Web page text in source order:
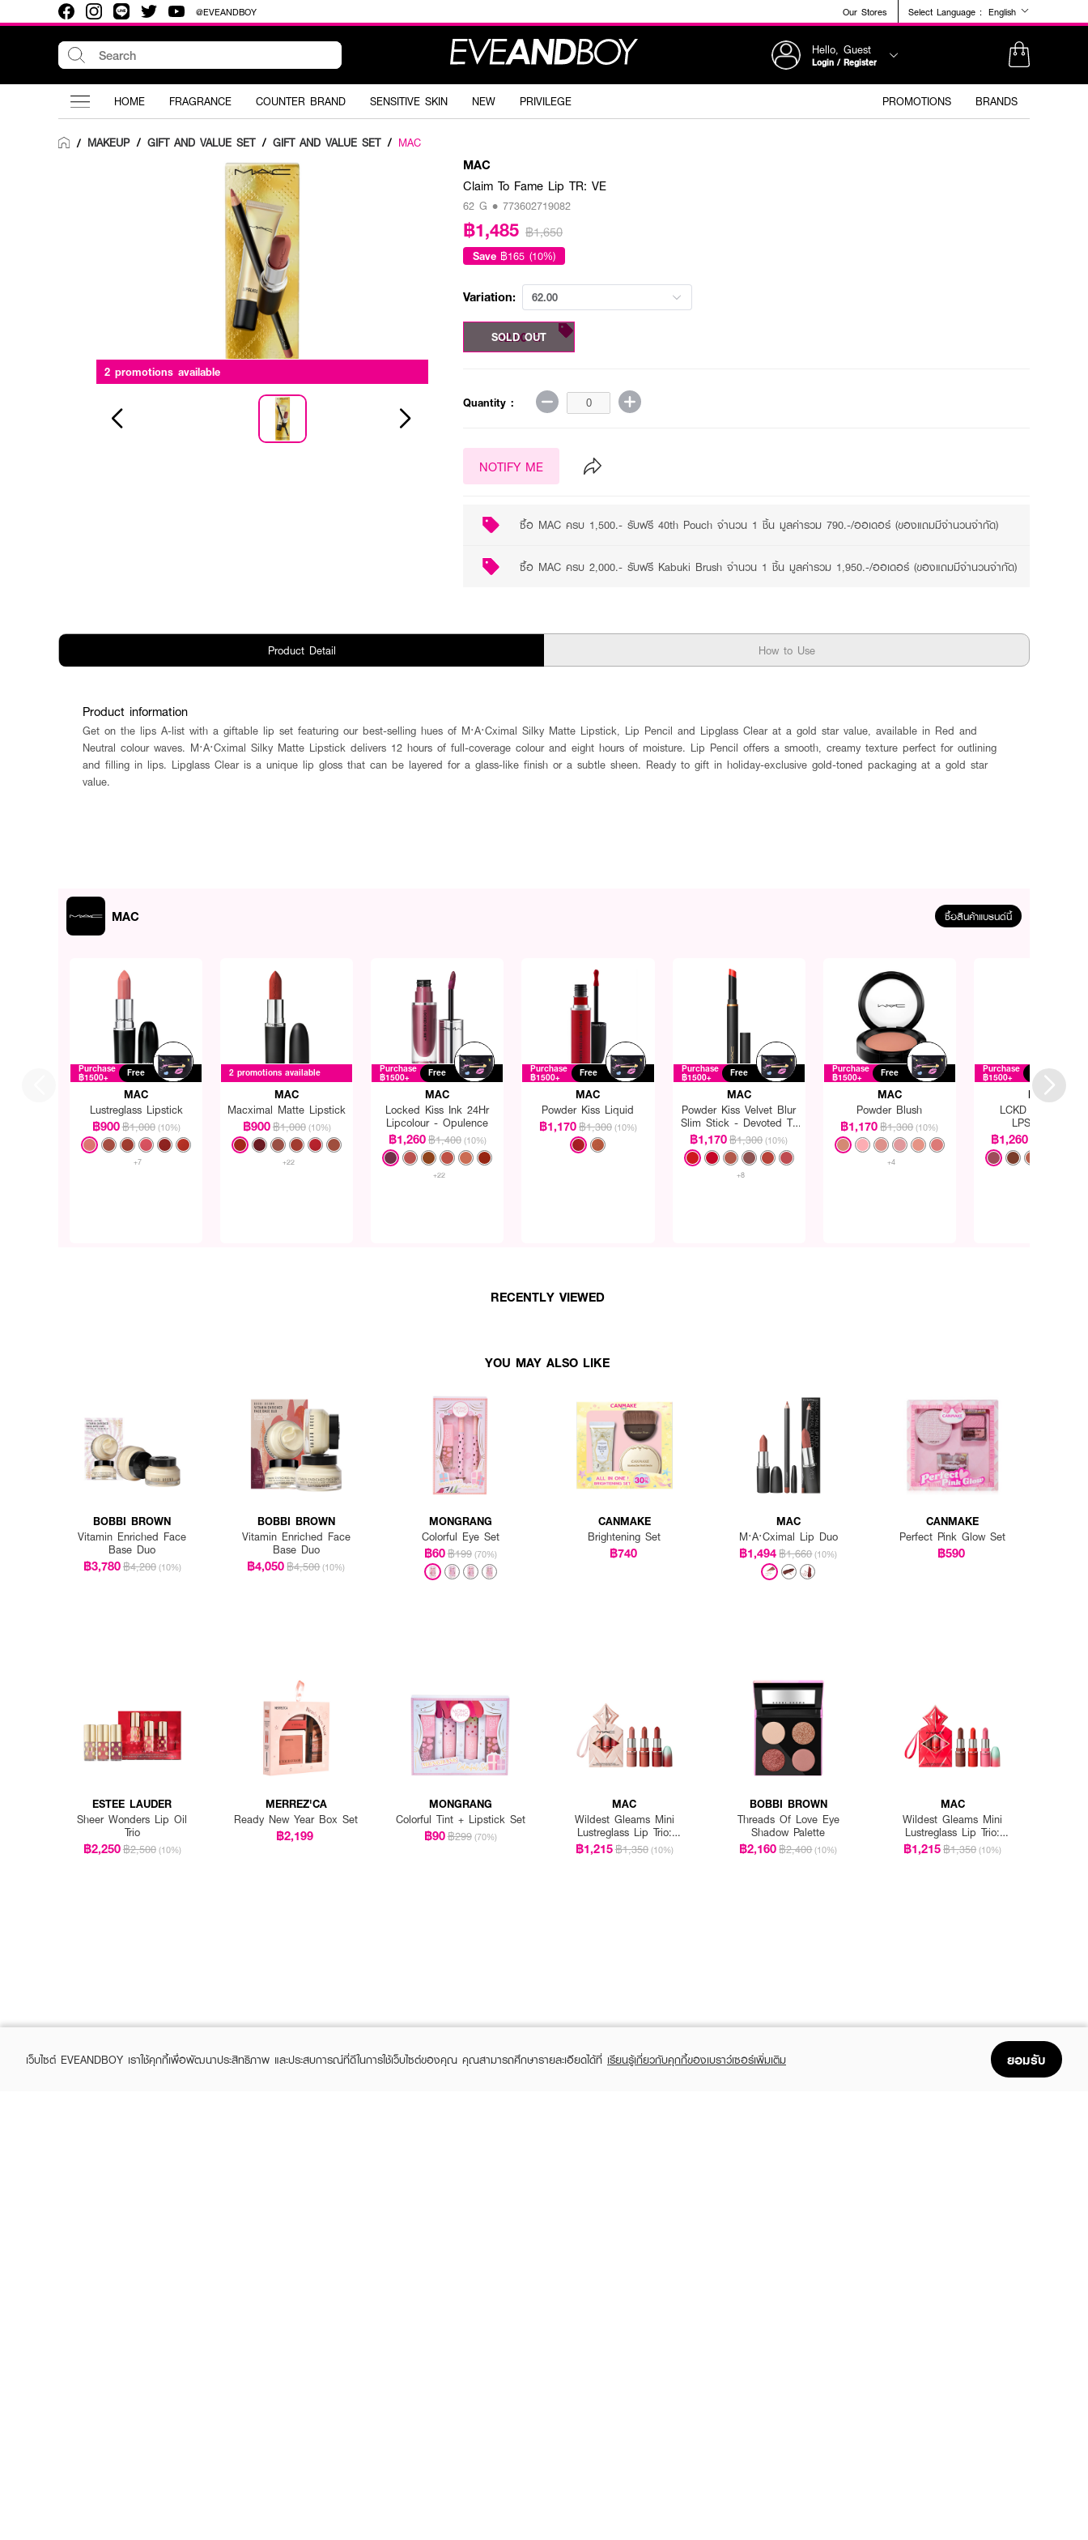
@EVEANDBOY Our Stores Select Language : English
Hello, Guest
Login / Register
HOME FRAGRANCE COUNTER BRAND SENSITIVE SKIN NEW PRIVILEGE PROMOTIONS BRANDS
/ MAKEUP / GIFT AND VALUE SET / GIFT AND VALUE SET / MAC
2 promotions available
MAC
Claim To Fame Lip TR: VE
62 G • 773602719082
฿1,485 ฿1,650
Save ฿165 (10%)
Variation: 62.00
62.00 G
SOLD OUT
Quantity :
NOTIFY ME
ซื้อ MAC ครบ 1,500.- รับฟรี 40th Pouch จำนวน 1 ชิ้น มูลค่ารวม 790.-/ออเดอร์ (ของแถมมีจำนวนจำกัด)
ซื้อ MAC ครบ 2,000.- รับฟรี Kabuki Brush จำนวน 1 ชิ้น มูลค่ารวม 1,950.-/ออเดอร์ (ของแถมมีจำนวนจำกัด)
Product Detail How to Use
Product information
Get on the lips A-list with a giftable lip set featuring our best-selling hues of M·A·Cximal Silky Matte Lipstick, Lip Pencil and Lipglass Clear at a gold star value, available in Red and
Neutral colour waves. M·A·Cximal Silky Matte Lipstick delivers 12 hours of full-coverage colour and eight hours of moisture. Lip Pencil offers a smooth, creamy texture perfect for outlining
and filling in lips. Lipglass Clear is a unique lip gloss that can be layered for a glass-like finish or a subtle sheen. Ready to gift in holiday-exclusive gold-toned packaging at a gold star
value.
MAC ซื้อสินค้าแบรนด์นี้
Purchase
฿1500+ Free
MAC
Lustreglass Lipstick
฿900฿1,000 (10%)
+7
2 promotions available
MAC
Macximal Matte Lipstick
฿900฿1,000 (10%)
+22
Purchase
฿1500+ Free
MAC
Locked Kiss Ink 24Hr
Lipcolour - Opulence
฿1,260฿1,400 (10%)
+22
Purchase
฿1500+ Free
MAC
Powder Kiss Liquid
฿1,170฿1,300 (10%)
Purchase
฿1500+ Free
MAC
Powder Kiss Velvet Blur
Slim Stick - Devoted To
Danger
฿1,170฿1,300 (10%)
+8
Purchase
฿1500+ Free
MAC
Powder Blush
฿1,170฿1,300 (10%)
+4
Purchase
฿1500+ Free
MAC
LCKD Kiss 24HR
LPSTCK-OP
1.8GM/.06OZ
฿1,260
RECENTLY VIEWED
YOU MAY ALSO LIKE
BOBBI BROWN
Vitamin Enriched Face
Base Duo
฿3,780฿4,200 (10%)
BOBBI BROWN
Vitamin Enriched Face
Base Duo​
฿4,050฿4,500 (10%)
MONGRANG
Colorful Eye Set
฿60฿199 (70%)
CANMAKE
Brightening Set
฿740
MAC
M·A·Cximal Lip Duo
฿1,494฿1,660 (10%)
CANMAKE
Perfect Pink Glow Set
฿590
ESTEE LAUDER
Sheer Wonders Lip Oil
Trio
฿2,250฿2,500 (10%)
MERREZ'CA
Ready New Year Box Set
฿2,199
MONGRANG
Colorful Tint + Lipstick Set
฿90฿299 (70%)
MAC
Wildest Gleams Mini
Lustreglass Lip Trio:
Classics
฿1,215฿1,350 (10%)
BOBBI BROWN
Threads Of Love Eye
Shadow Palette
฿2,160฿2,400 (10%)
MAC
Wildest Gleams Mini
Lustreglass Lip Trio:
Brights
฿1,215฿1,350 (10%)
เว็บไซต์ EVEANDBOY เราใช้คุกกี้เพื่อพัฒนาประสิทธิภาพ และประสบการณ์ที่ดีในการใช้เว็บไซต์ของคุณ คุณสามารถศึกษารายละเอียดได้ที่ เรียนรู้เกี่ยวกับคุกกี้ของเบราว์เซอร์เพิ่มเติม ยอมรับ